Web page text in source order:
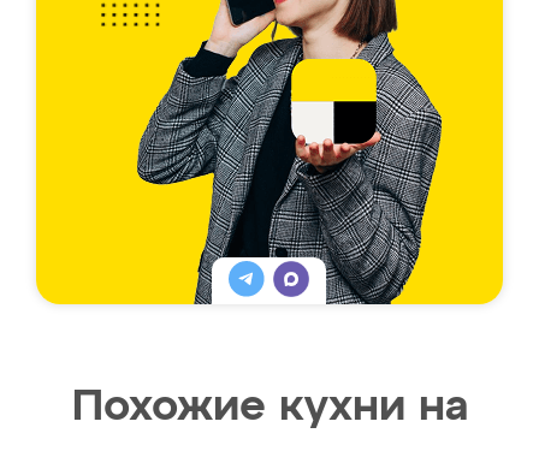
Похожие кухни на